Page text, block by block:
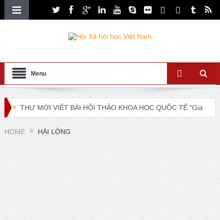
Menu
THƯ MỜI VIẾT BÀI HỘI THẢO KHOA HỌC QUỐC TẾ “Gia
đình Châu Á trong bối cảnh hội nhập quốc tế và chuyển đổi
XXI ISA World Congress of Sociology Global Sociology in
Turbulent Times July 4 – 10, 2027
Lễ ra mắt Chi hội xã hội học giáo dục và Tọa đàm khoa
HOME HÀI LÒNG